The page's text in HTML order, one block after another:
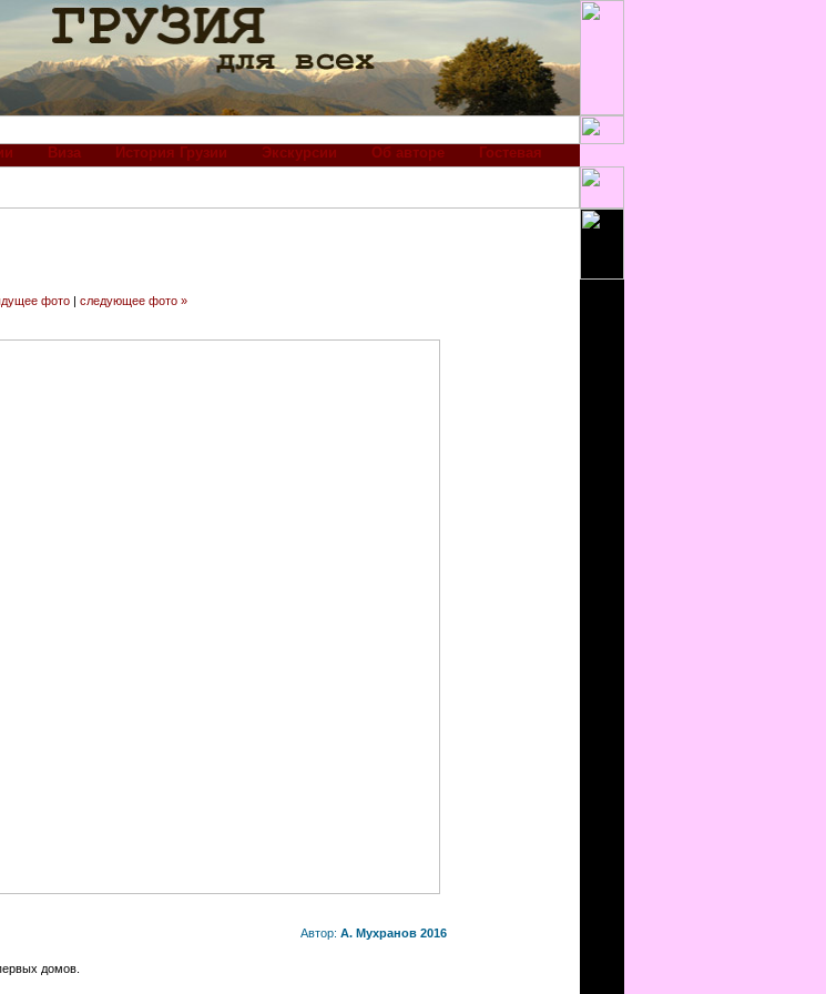
Виза История Грузии Экскурсии Об авторе Гостевая
фото | следующее фото »
Автор: А. Мухранов 2016
домов.